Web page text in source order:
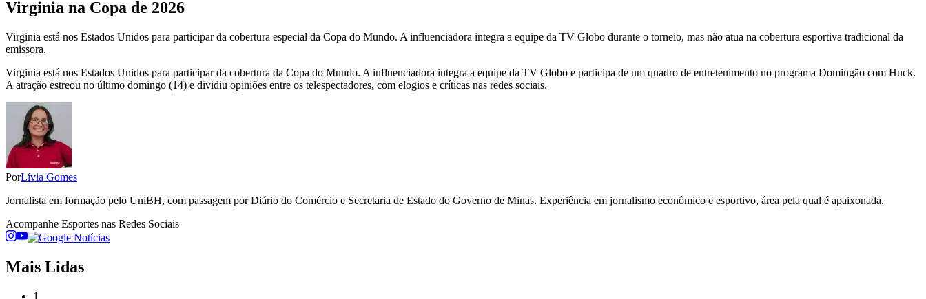
Virginia na Copa de 2026
Virginia está nos Estados Unidos para participar da cobertura especial da Copa do Mundo. A influenciadora integra a equipe da TV Globo durante o torneio, mas não atua na cobertura esportiva tradicional da
emissora.
Virginia está nos Estados Unidos para participar da cobertura da Copa do Mundo. A influenciadora integra a equipe da TV Globo e participa de um quadro de entretenimento no programa Domingão com Huck.
A atração estreou no último domingo (14) e dividiu opiniões entre os telespectadores, com elogios e críticas nas redes sociais.
PorLívia Gomes
Jornalista em formação pelo UniBH, com passagem por Diário do Comércio e Secretaria de Estado do Governo de Minas. Experiência em jornalismo econômico e esportivo, área pela qual é apaixonada.
Acompanhe Esportes nas Redes Sociais
Mais Lidas
1